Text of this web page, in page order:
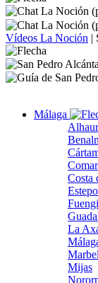
Vídeos La Noción |
Málaga
Costa
La
Mijas